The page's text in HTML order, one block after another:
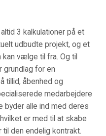
3 kalkulationer på et
udbudte projekt, og et
kan vælge til fra. Og til
grundlag for en
tillid, åbenhed og
medarbejdere
byder alle ind med deres
er med til at skabe
den endelig kontrakt.